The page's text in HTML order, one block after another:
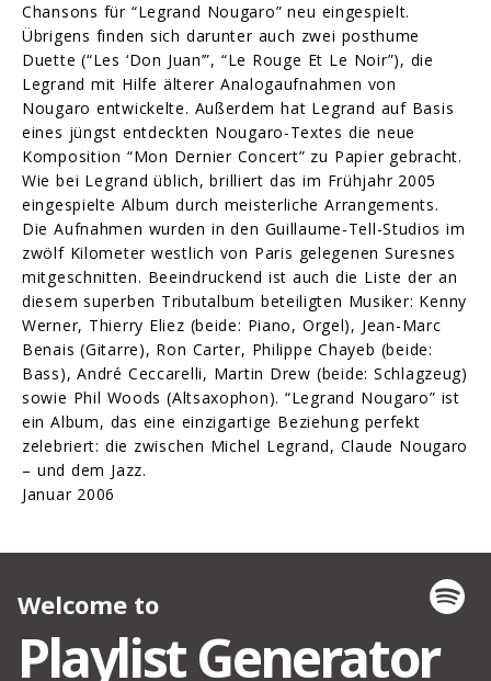
Chansons für “Legrand Nougaro” neu eingespielt.
Übrigens finden sich darunter auch zwei posthume
Duette (“Les ‘Don Juan’”, “Le Rouge Et Le Noir”), die
Legrand mit Hilfe älterer Analogaufnahmen von
Nougaro entwickelte. Außerdem hat Legrand auf Basis
eines jüngst entdeckten Nougaro-Textes die neue
Komposition “Mon Dernier Concert” zu Papier gebracht.
Wie bei Legrand üblich, brilliert das im Frühjahr 2005
eingespielte Album durch meisterliche Arrangements.
Die Aufnahmen wurden in den Guillaume-Tell-Studios im
zwölf Kilometer westlich von Paris gelegenen Suresnes
mitgeschnitten. Beeindruckend ist auch die Liste der an
diesem superben Tributalbum beteiligten Musiker: Kenny
Werner, Thierry Eliez (beide: Piano, Orgel), Jean-Marc
Benais (Gitarre), Ron Carter, Philippe Chayeb (beide:
Bass), André Ceccarelli, Martin Drew (beide: Schlagzeug)
sowie Phil Woods (Altsaxophon). “Legrand Nougaro” ist
ein Album, das eine einzigartige Beziehung perfekt
zelebriert: die zwischen Michel Legrand, Claude Nougaro
– und dem Jazz.
Januar 2006